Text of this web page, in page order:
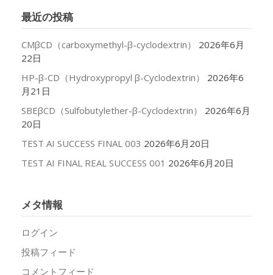
ブ
最近の投稿
CMβCD（carboxymethyl-β-cyclodextrin）
2026年6月
22日
HP-β-CD（Hydroxypropyl β-Cyclodextrin）
2026年6
月21日
SBEβCD（Sulfobutylether-β-Cyclodextrin）
2026年6月
20日
TEST AI SUCCESS FINAL 003 2026年6月20日
TEST AI FINAL REAL SUCCESS 001 2026年6月20日
メタ情報
ログイン
投稿フィード
コメントフィード